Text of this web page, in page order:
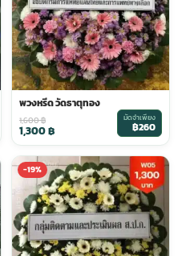
พวงหรีด วัดธาตุทอง
1,600฿
1,300฿
มัดจำเพียง
฿260
-19%